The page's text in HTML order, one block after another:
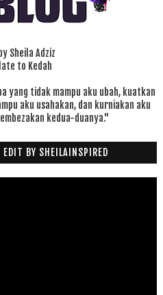
Sheila Adziz
to Kedah
yang tidak mampu aku ubah, kuatkan
aku usahakan, dan kurniakan aku
kedua-duanya."
BY SHEILAINSPIRED